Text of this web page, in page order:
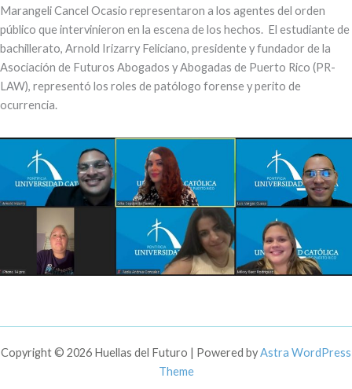
Marangeli Cancel Ocasio representaron a los agentes del orden
público que intervinieron en la escena de los hechos. El estudiante de
bachillerato, Arnold Irizarry Feliciano, presidente y fundador de la
Asociación de Futuros Abogados y Abogadas de Puerto Rico (PR-
LAW), representó los roles de patólogo forense y perito de
ocurrencia.
Copyright © 2026 Huellas del Futuro | Powered byAstra WordPress
Theme